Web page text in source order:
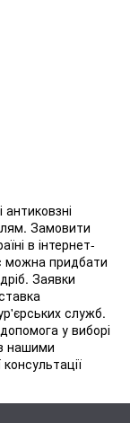
Замовити
в інтернет-
можна придбати
Заявки
служб.
у виборі
нашими